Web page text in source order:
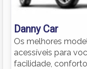
Danny Car
Os melhores
acessíveis para
facilidade, conforto